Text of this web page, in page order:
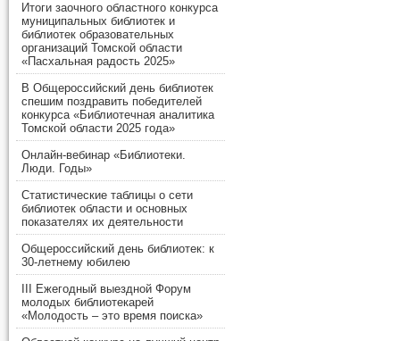
Итоги заочного областного конкурса
муниципальных библиотек и
библиотек образовательных
организаций Томской области
«Пасхальная радость 2025»
В Общероссийский день библиотек
спешим поздравить победителей
конкурса «Библиотечная аналитика
Томской области 2025 года»
Онлайн-вебинар «Библиотеки.
Люди. Годы»
Статистические таблицы о сети
библиотек области и основных
показателях их деятельности
Общероссийский день библиотек: к
30-летнему юбилею
III Ежегодный выездной Форум
молодых библиотекарей
«Молодость – это время поиска»